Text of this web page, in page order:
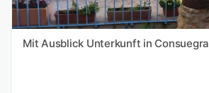
Mit Ausblick Unterkunft in Consuegra